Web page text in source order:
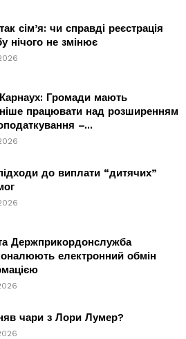
сім’я: чи справді реєстрація
нічого не змінює
Громади мають
працювати над розширенням
–...
до виплати “дитячих”
Держприкордонслужба
електронний обмін
чари з Лори Лумер?